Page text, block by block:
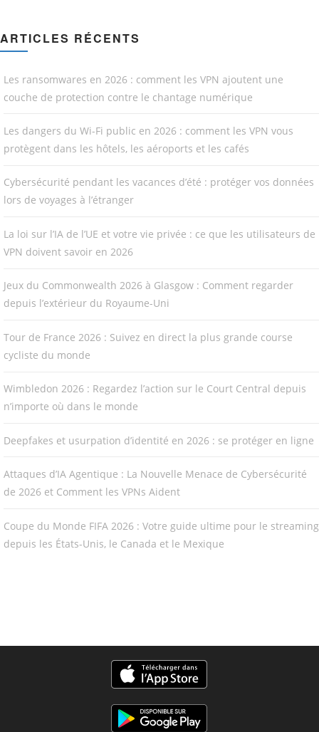
ARTICLES RÉCENTS
Les ransomwares en 2026 : comment les VPN ajoutent une
couche de protection contre le chantage numérique
Les dangers du Wi-Fi public en 2026 : comment les VPN vous
protègent dans les hôtels, les aéroports et les cafés
Cybersécurité pendant les vacances d’été : protéger vos données
lors de voyages à l’étranger
La loi sur l’IA de l’UE et votre vie privée : ce que les utilisateurs de
VPN doivent savoir en 2026
Jeux du Commonwealth 2026 à Glasgow : Comment regarder
depuis l’extérieur du Royaume-Uni
Tour de France 2026 : Suivez en direct la plus grande course
cycliste du monde
Wimbledon 2026 : Regardez l’action sur le Court Central depuis
n’importe où dans le monde
Deepfakes et usurpation d’identité en 2026 : se protéger en ligne
Attaques d’IA Agentique : La Nouvelle Menace de Cybersécurité
de 2026 et Comment les VPNs Aident
Coupe du Monde FIFA 2026 : Votre guide ultime pour le streaming
depuis les États-Unis, le Canada et le Mexique